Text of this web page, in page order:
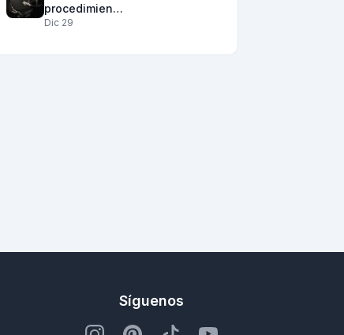
procedimien…
Dic 29
Síguenos